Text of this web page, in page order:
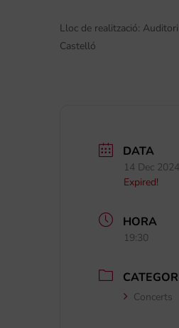
Lloc de realització:
Castelló
DATA
14 Dec 2024
Expired!
HORA
19:30
Concerts